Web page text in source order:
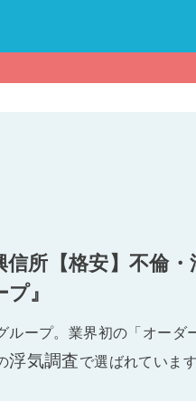
信所【格安】不倫・
』
ループ。業界初の「オーダ
浮気調査で選ばれています